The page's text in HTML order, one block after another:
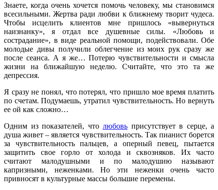
Знаете, когда очень хочется помочь человеку, мы становимся
всесильными. Жертва ради любви к ближнему творит чудеса.
Чтобы исцелить клиентов мне пришлось «вывернуться
наизнанку», я отдал все душевные силы. «Любовь и
сострадание», в виде реальной помощи, подействовали. Обе
молодые дивы получили облегчение из моих рук сразу же
после сеанса. А я же… Потерю чувствительности и смысла
жизни на ближайшую неделю. Считайте, что это та же
депрессия.
Я сразу не понял, что потерял, что пришло мое время платить
по счетам. Подумаешь, утратил чувствительность. Но вернуть
ее ой как сложно…
Одним из показателей, что любовь присутствует в серце, а
душа живет – является чувствительность. Так пианист борется
за чувствительность пальцев, а оперный певец, пытается
защитить свое горло от холода и сквозняков. Их часто
считают малодушными и по малодушию называют
капризными, неженками. Но эти неженки очень часто
привносят в культурные массы большие перемены.